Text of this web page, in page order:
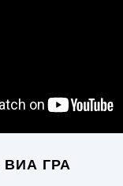
ВИА ГРА